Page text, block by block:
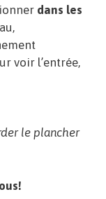
dans les
voir l’entrée,
le plancher